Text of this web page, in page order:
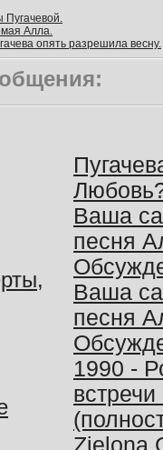
Алла.
опять разрешила весну.
Ваша
песня
Ваша
песня
1990 -
Zielona